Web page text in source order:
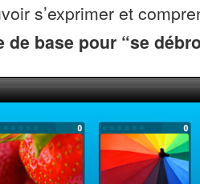
s’exprimer et
de base pour “se